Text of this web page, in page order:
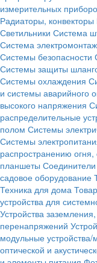
измерительных
Радиаторы, конвекторы
Светильники Система
Система
Системы безопасности
Системы защиты
Системы охлаждения
и системы аварийного
высокого напряжения
распределительные
полом Системы
Системы
распространению огня,
планшеты
садовое оборудование
Техника для дома
устройства для
Устройства
перенапряжений
модульные
оптической и